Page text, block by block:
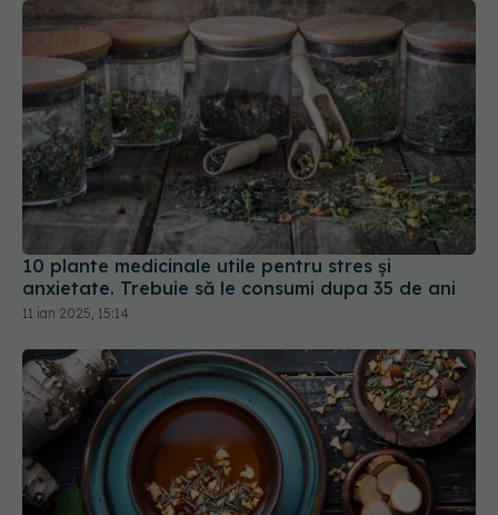
10 plante medicinale utile pentru stres și
anxietate. Trebuie să le consumi dupa 35 de ani
11 ian 2025, 15:14